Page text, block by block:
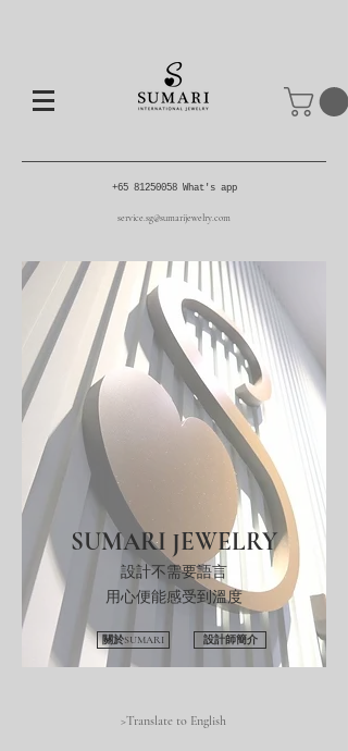
+65 81250058 What's app
service.sg@sumarijewelry.com
設計不需要語言
用心便能感受到溫度
關於SUMARI
SUMARI JEWELRY
設計師簡介
>Translate to English